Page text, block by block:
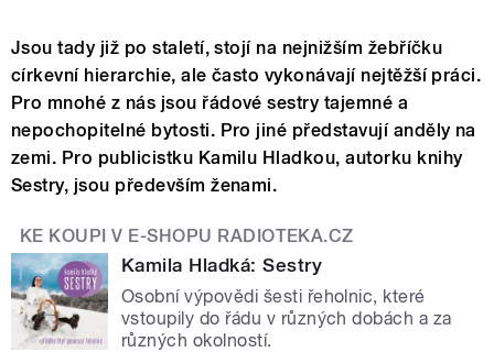
Jsou tady již po staletí, stojí na nejnižším žebříčku
církevní hierarchie, ale často vykonávají nejtěžší práci.
Pro mnohé z nás jsou řádové sestry tajemné a
nepochopitelné bytosti. Pro jiné představují anděly na
zemi. Pro publicistku Kamilu Hladkou, autorku knihy
Sestry, jsou především ženami.
KE KOUPI V E-SHOPU RADIOTEKA.CZ
Kamila Hladká: Sestry
Osobní výpovědi šesti řeholnic, které
vstoupily do řádu v různých dobách a za
různých okolností.